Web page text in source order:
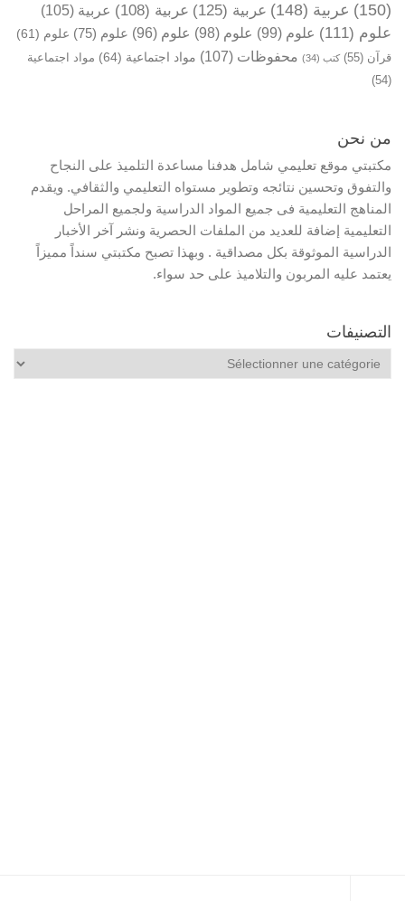
(150)
عربية (148) عربية (125) عربية (108) عربية (105)
علوم (111) علوم (99) علوم (98) علوم (96) علوم (75) علوم (61)
قرآن (55) كتب (34) محفوظات (107) مواد اجتماعية (64)
مواد اجتماعية
(54)
من نحن
مكتبتي موقع تعليمي شامل هدفنا مساعدة التلميذ على النجاح
والتفوق وتحسين نتائجه وتطوير مستواه التعليمي والثقافي. ويقدم
المناهج التعليمية فى جميع المواد الدراسية ولجميع المراحل
التعليمية إضافة للعديد من الملفات الحصرية ونشر آخر الأخبار
الدراسية الموثوقة بكل مصداقية . وبهذا تصبح مكتبتي سنداً مميزاً
يعتمد عليه المربون والتلاميذ على حد سواء.
التصنيفات
التصنيفات